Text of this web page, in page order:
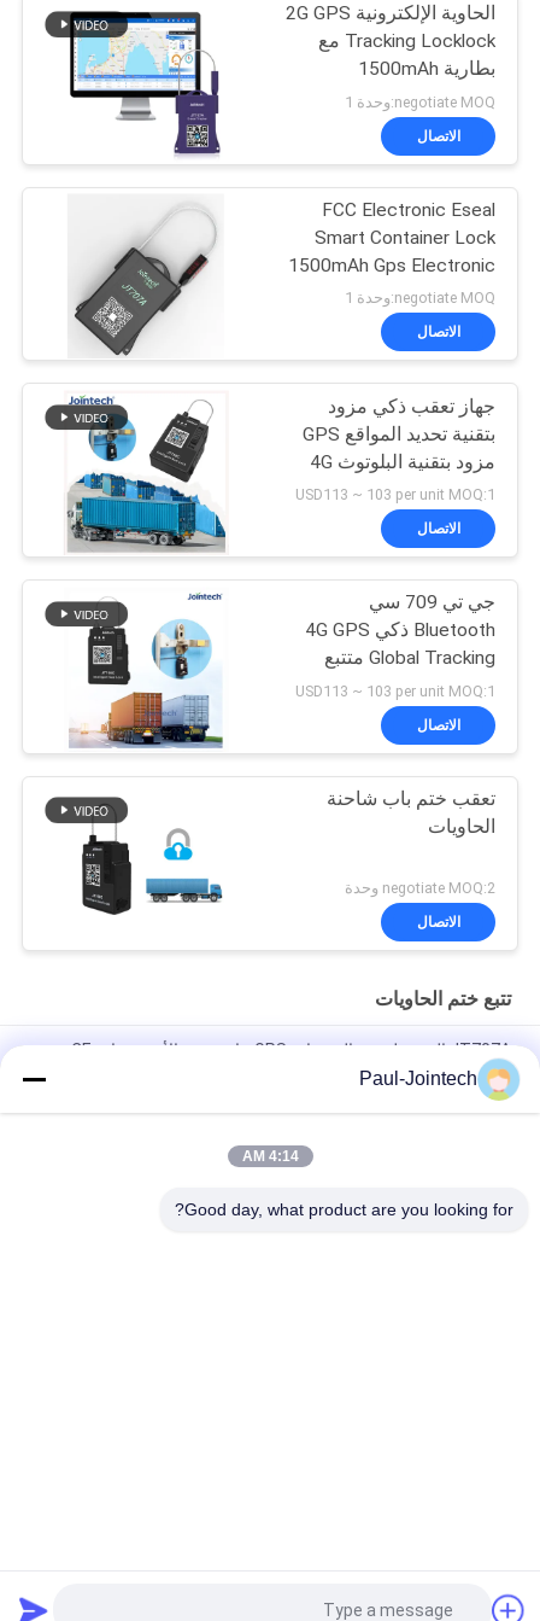
الحاوية الإلكترونية 2G GPS
Tracking Locklock مع
بطارية 1500mAh
negotiate MOQ:وحدة 1
الاتصال
FCC Electronic Eseal
Smart Container Lock
1500mAh Gps Electronic
Seal lock
negotiate MOQ:وحدة 1
الاتصال
جهاز تعقب ذكي مزود
بتقنية تحديد المواقع GPS
مزود بتقنية البلوتوث 4G
JT709C
USD113 ~ 103 per unit MOQ:1
الاتصال
جي تي 709 سي
Bluetooth ذكي 4G GPS
Global Tracking متتبع
الختم الإلكتروني
USD113 ~ 103 per unit MOQ:1
الاتصال
تعقب ختم باب شاحنة
الحاويات
negotiate MOQ:2 وحدة
الاتصال
تتبع ختم الحاويات
JT707A المحمولة ضد الصدمات GPS حاوية ختم الأمن شهادة CE
الختم الإلكتروني لنظام تحديد المواقع العالمي (GPS)
نظام تحديد المواقع الذكي للأقفال الإلكترونية للشاحنات تتبع الحاويات
Paul-Jointech
4:14 AM
Good day, what product are you looking for?